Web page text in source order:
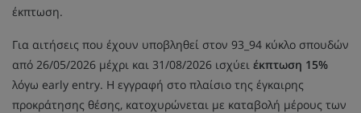
έκπτωση.
Για αιτήσεις που έχουν υποβληθεί στον 93_94 κύκλο σπουδών
από 26/05/2026 μέχρι και 31/08/2026 ισχύει έκπτωση 15%
λόγω early entry. Η εγγραφή στο πλαίσιο της έγκαιρης
προκράτησης θέσης, κατοχυρώνεται με καταβολή μέρους των